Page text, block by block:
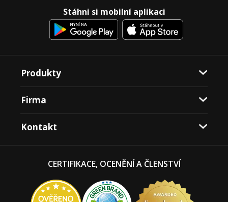
Stáhni si mobilní aplikaci
Produkty
Firma
Kontakt
CERTIFIKACE, OCENĚNÍ A ČLENSTVÍ